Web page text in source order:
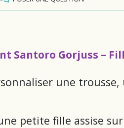
Santoro Gorjuss –
une
petite fille assise